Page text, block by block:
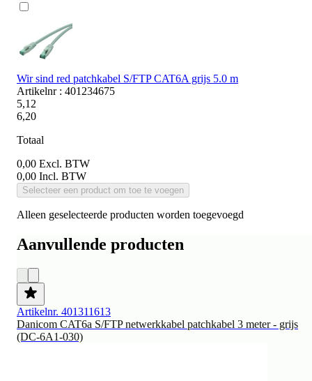
Wir sind red patchkabel S/FTP CAT6A grijs 5.0 m
Artikelnr : 401234675
5,12
6,20
Totaal
0,00 Excl. BTW
0,00 Incl. BTW
Selecteer een product om toe te voegen
Alleen geselecteerde producten worden toegevoegd
Aanvullende producten
Artikelnr. 401311613
Danicom CAT6a S/FTP netwerkkabel patchkabel 3 meter - grijs
(DC-6A1-030)